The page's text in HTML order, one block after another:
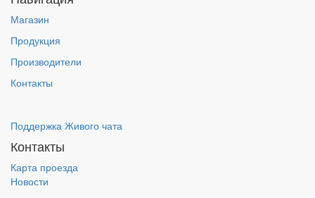
Магазин
Продукция
Производители
Контакты
Поддержка Живого чата
Контакты
Карта проезда
Новости